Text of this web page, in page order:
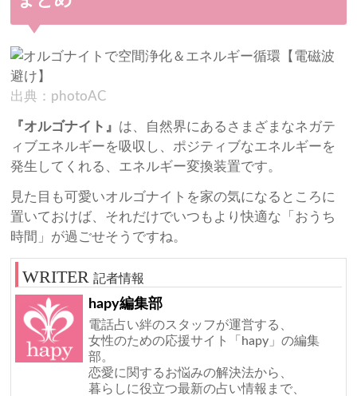
出典：photoAC
『オルゴナイト』 は、自然界にあるさまざまなネガテ
ィブエネルギーを吸収し、ポジティブなエネルギーを
発生してくれる、エネルギー変換装置です。
見た目も可愛いオルゴナイトを家の気になるところに
置いておけば、それだけでいつもより快適な「おうち
時間」が過ごせそうですね。
記者情報
hapy編集部
電話占い絆のスタッフが運営する、
女性のための応援サイト「hapy」の編集
部。
恋愛に関するお悩みの解決法から、
暮らしに役立つ最新の占い情報まで、